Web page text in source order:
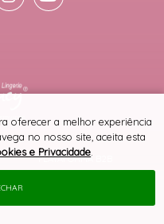
PLATAFORMA B2B
oferecer a melhor experiência
no nosso site, aceita esta
e Privacidade